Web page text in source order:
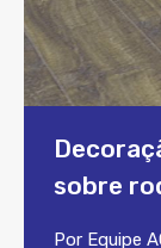
sobre
Por Equipe